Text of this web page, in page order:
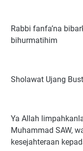
Rabbi fanfa’na
bihurmatihim
Sholawat Ujang
Ya Allah
Muhammad SAW,
kesejahteraan